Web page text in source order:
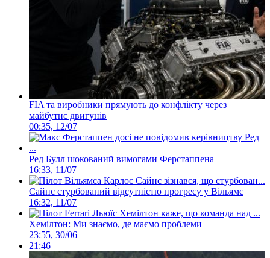
FIA та виробники прямують до конфлікту через
майбутнє двигунів
00:35, 12/07
Ред Булл шокований вимогами Ферстаппена
16:33, 11/07
Сайнс стурбований відсутністю прогресу у Вільямс
16:32, 11/07
Хемілтон: Ми знаємо, де маємо проблеми
23:55, 30/06
21:46